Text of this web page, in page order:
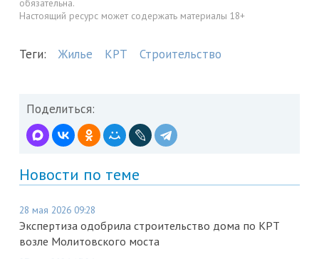
обязательна.
Настоящий ресурс может содержать материалы 18+
Теги: Жилье КРТ Строительство
Поделиться:
Новости по теме
28 мая 2026 09:28
Экспертиза одобрила строительство дома по КРТ
возле Молитовского моста